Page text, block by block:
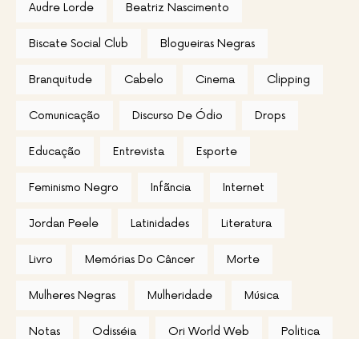
Audre Lorde Beatriz Nascimento
Biscate Social Club Blogueiras Negras
Branquitude Cabelo Cinema Clipping
Comunicação Discurso De Ódio Drops
Educação Entrevista Esporte
Feminismo Negro Infãncia Internet
Jordan Peele Latinidades Literatura
Livro Memórias Do Câncer Morte
Mulheres Negras Mulheridade Música
Notas Odisséia Ori World Web Politica